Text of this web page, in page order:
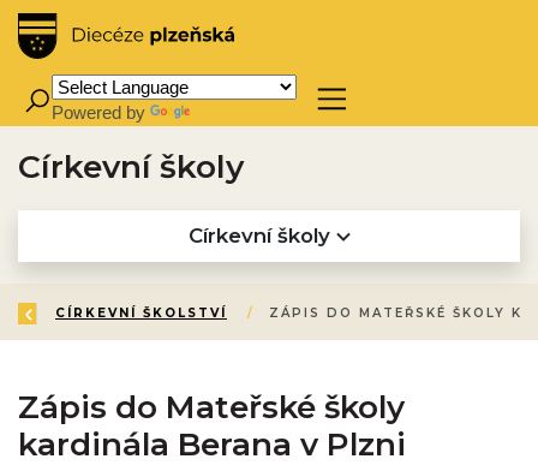
Powered by
Církevní školy
Církevní školy
ZPĚT
ÚVOD /
AKTIVITY A SLUŽBY /
KULTURA A VZDĚLÁVÁNÍ /
CÍRKEVNÍ ŠKOLSTVÍ /
Zápis do Mateřské školy
kardinála Berana v Plzni